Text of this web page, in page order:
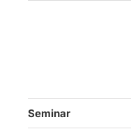
Seminar